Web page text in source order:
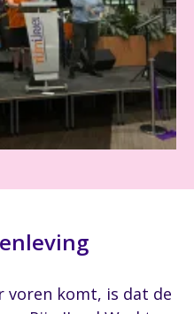
voren komt, is dat de